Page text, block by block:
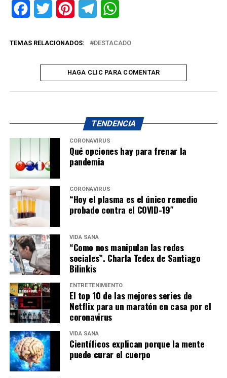
FacebookTwitter PinterestTelegram
TEMAS RELACIONADOS: DESTACADO
HAGA CLIC PARA COMENTAR
TENDENCIA
CORONAVIRUS
Qué opciones hay para frenar la
pandemia
CORONAVIRUS
“Hoy el plasma es el único remedio
probado contra el COVID-19″
VIDA SANA
“Como nos manipulan las redes
sociales”. Charla Tedex de Santiago
Bilinkis
ENTRETENIMIENTO
El top 10 de las mejores series de
Netflix para un maratón en casa por el
coronavirus
VIDA SANA
Científicos explican porque la mente
puede curar el cuerpo